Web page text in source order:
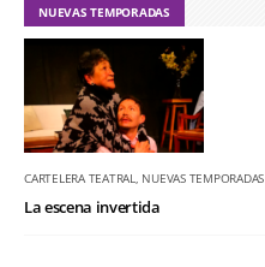
NUEVAS TEMPORADAS
CARTELERA TEATRAL NUEVAS TEMPORADAS
La escena invertida